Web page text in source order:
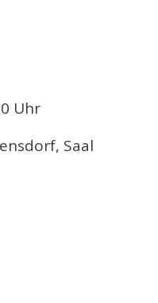
Uhr
Saal